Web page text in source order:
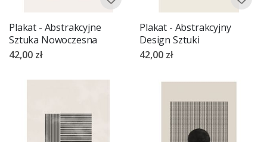
Plakat - Abstrakcyjne
Sztuka Nowoczesna
42,00 zł
Plakat - Abstrakcyjny
Design Sztuki
42,00 zł